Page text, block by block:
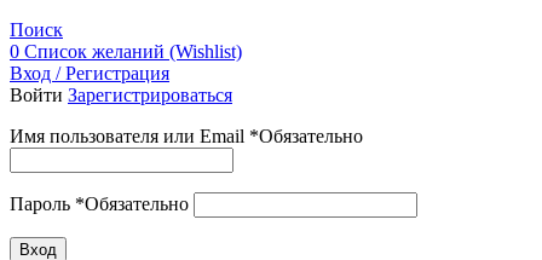
Поиск
0 Список желаний (Wishlist)
Вход / Регистрация
Войти Зарегистрироваться
Имя пользователя или Email *Обязательно
Пароль *Обязательно
Вход